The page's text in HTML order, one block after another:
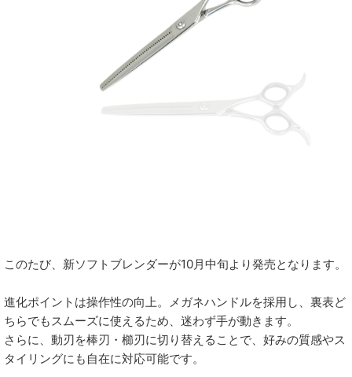
このたび、新ソフトブレンダーが10月中旬より発売となります。
進化ポイントは操作性の向上。メガネハンドルを採用し、裏表ど
ちらでもスムーズに使えるため、迷わず手が動きます。
さらに、動刃を棒刃・櫛刃に切り替えることで、好みの質感やス
タイリングにも自在に対応可能です。